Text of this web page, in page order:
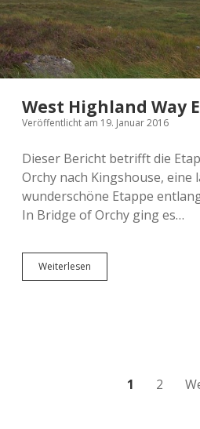
West Highland Way
Veröffentlicht am 19. Januar 2016
Dieser Bericht betrifft die
Orchy nach Kingshouse, eine
wunderschöne Etappe
In Bridge of Orchy ging es…
Weiterlesen
Highland
1 2